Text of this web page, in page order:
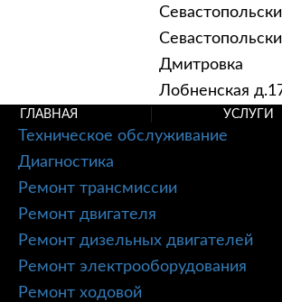
Дмитровка
Лобненская
ГЛАВНАЯ УСЛУГИ
Техническое обслуживание
Диагностика
Ремонт трансмиссии
Ремонт двигателя
Ремонт дизельных двигателей
Ремонт электрооборудования
Ремонт ходовой